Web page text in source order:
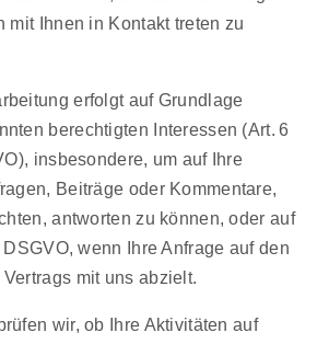
mit Ihnen in Kontakt treten zu
erfolgt auf Grundlage
berechtigten Interessen (Art. 6
insbesondere, um auf Ihre
Beiträge oder Kommentare,
antworten zu können, oder auf
DSGVO, wenn Ihre Anfrage auf den
mit uns abzielt.
wir, ob Ihre Aktivitäten auf